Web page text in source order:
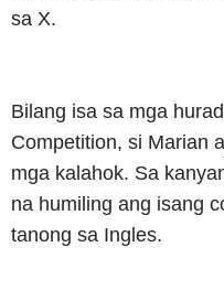
sa X.
Bilang isa sa mga
Competition, si Marian
mga kalahok. Sa
na humiling ang isang
tanong sa Ingles.